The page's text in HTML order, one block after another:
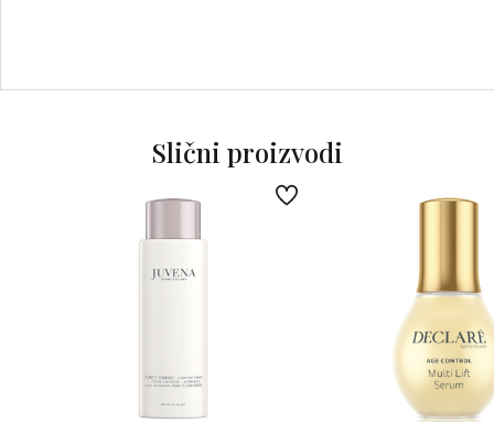
Slični proizvodi